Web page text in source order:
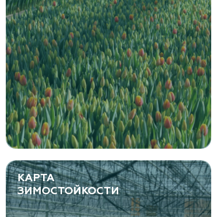
Zaxriddin Flower Plantation, питомник
Ташкентская область, Зангиатинский р-н, ул.
Канимаева, д. 9
«ЁЛЫ-ПАЛЫ», питомник декоративных
растений
Самарская область, с. Подстепки, ул.
Фермерская 14 А
(8482) 650 010
www.yoly-paly.ru
«ВЕНЕВ» питомник растений
КАРТА
ЗИМОСТОЙКОСТИ